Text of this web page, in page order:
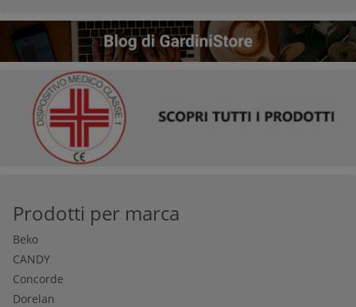
Prodotti per marca
Beko
CANDY
Concorde
Dorelan